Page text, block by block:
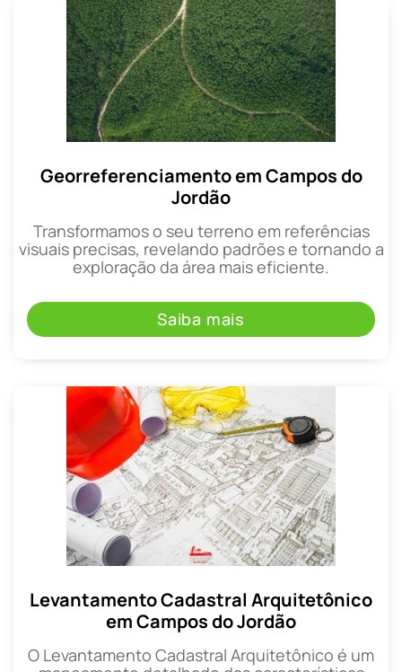
Georreferenciamento em Campos do
Jordão
Transformamos o seu terreno em referências
visuais precisas, revelando padrões e tornando a
exploração da área mais eficiente.
Saiba mais
Levantamento Cadastral Arquitetônico
em Campos do Jordão
O Levantamento Cadastral Arquitetônico é um